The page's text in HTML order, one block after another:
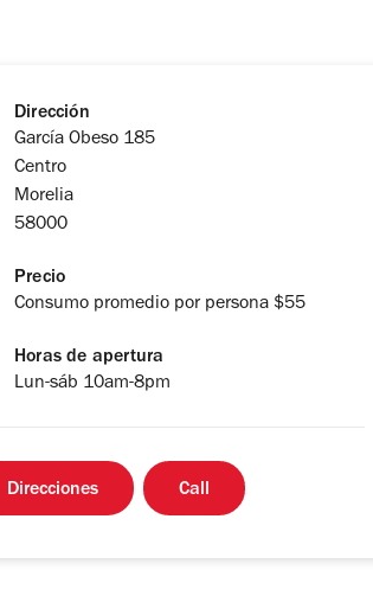
Dirección
García Obeso 185
Centro
Morelia
58000
Precio
Consumo promedio por persona $55
Horas de apertura
Lun-sáb 10am-8pm
Direcciones Call